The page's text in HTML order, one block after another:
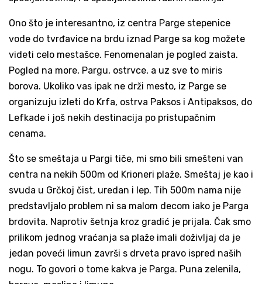
Ono što je interesantno, iz centra Parge stepenice
vode do tvrđavice na brdu iznad Parge sa kog možete
videti celo mestašce. Fenomenalan je pogled zaista.
Pogled na more, Pargu, ostrvce, a uz sve to miris
borova. Ukoliko vas ipak ne drži mesto, iz Parge se
organizuju izleti do Krfa, ostrva Paksos i Antipaksos, do
Lefkade i još nekih destinacija po pristupačnim
cenama.
Što se smeštaja u Pargi tiče, mi smo bili smešteni van
centra na nekih 500m od Krioneri plaže. Smeštaj je kao i
svuda u Grčkoj čist, uredan i lep. Tih 500m nama nije
predstavljalo problem ni sa malom decom iako je Parga
brdovita. Naprotiv šetnja kroz gradić je prijala. Čak smo
prilikom jednog vraćanja sa plaže imali doživljaj da je
jedan poveći limun završi s drveta pravo ispred naših
nogu. To govori o tome kakva je Parga. Puna zelenila,